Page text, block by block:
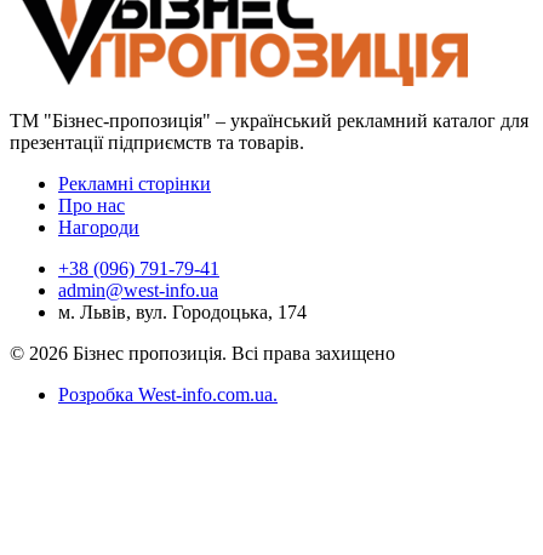
ТМ "Бізнес-пропозиція" – український рекламний каталог для
презентації підприємств та товарів.
Рекламні сторінки
Про нас
Нагороди
+38 (096) 791-79-41
admin@west-info.ua
м. Львів, вул. Городоцька, 174
© 2026 Бізнес пропозиція. Всі права захищено
Розробка West-info.com.ua.